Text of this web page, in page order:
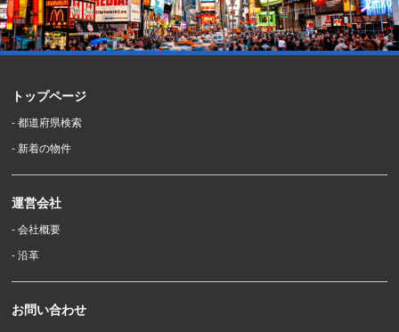
トップページ
- 都道府県検索
- 新着の物件
運営会社
- 会社概要
- 沿革
お問い合わせ